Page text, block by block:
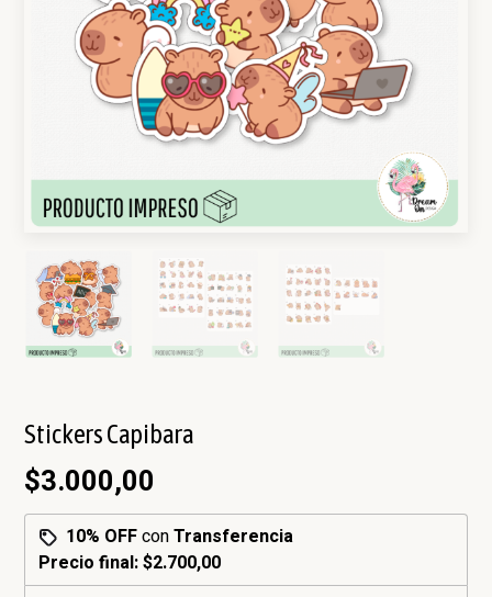
Stickers Capibara
$3.000,00
10% OFFconTransferencia
Precio final:$2.700,00